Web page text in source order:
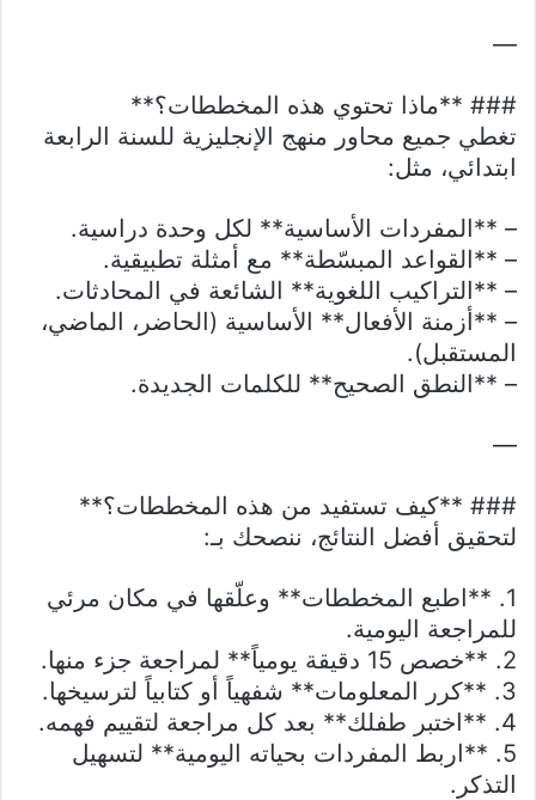
—
### **ماذا تحتوي هذه المخططات؟**
تغطي جميع محاور منهج الإنجليزية للسنة الرابعة
ابتدائي، مثل:
– **المفردات الأساسية** لكل وحدة دراسية.
– **القواعد المبسّطة** مع أمثلة تطبيقية.
– **التراكيب اللغوية** الشائعة في المحادثات.
– **أزمنة الأفعال** الأساسية (الحاضر، الماضي،
المستقبل).
– **النطق الصحيح** للكلمات الجديدة.
—
### **كيف تستفيد من هذه المخططات؟**
لتحقيق أفضل النتائج، ننصحك بـ:
1. **اطبع المخططات** وعلّقها في مكان مرئي
للمراجعة اليومية.
2. **خصص 15 دقيقة يومياً** لمراجعة جزء منها.
3. **كرر المعلومات** شفهياً أو كتابياً لترسيخها.
4. **اختبر طفلك** بعد كل مراجعة لتقييم فهمه.
5. **اربط المفردات بحياته اليومية** لتسهيل
التذكر.